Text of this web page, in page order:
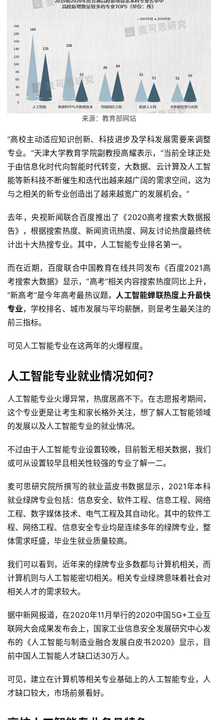
来源：教育部网站
“高校主动适应知识创新、科技进步及学科发展需要来调整
专业。”天津大学教育学院副教授高耀表示，“当前全球正处
于由信息化时代向智能时代转变，大数据、云计算及人工智
能等新科技不断催生和迭代出越来越广阔的需求空间，这为
与之相关的新专业创造出了越来越宽广的发展机会。”
去年，央视新闻联合百度推出了《2020高考搜索大数据报
告》，根据搜索热度、新闻资讯热度、网友讨论热度最终统
计出十大热搜专业。其中，人工智能专业排名第一。
而在近期，百度联合中国教育在线共同发布《百度2021高
考搜索大数据》显示，“高考”相关内容搜索热度同比上升，
“新高考”是今年高考最热议题， 人工智能蝉联热度上升最快
专业，学校排名、城市发展与平均薪酬，则是考生最关注的
前三指标。
可见人工智能专业在这两年的火爆程度。
人工智能专业就业情况如何？
人工智能专业火爆异常，热度居高不下。在志愿报考期间，
这个专业更是让考生和家长格外关注，想了解人工智能领域
的发展以及人工智能专业的就业情况。
不过由于人工智能专业设置较晚，目前暂无相关数据，我们
或可从设置较早且相关性较强的专业了解一二。
麦可思研究院所撰写的就业蓝皮书数据显示，2021年本科
就业绿牌专业包括：信息安全、软件工程、信息工程、网络
工程、数字媒体技术、电气工程及其自动化。其中的软件工
程、网络工程、信息安全专业均是连续多年的绿牌专业，整
体需求旺盛，毕业生就业质量较高。
我们可以看到，近年来的绿牌专业多数都与计算机相关，而
计算机则与人工智能密切相关。相关专业绿牌意味着社会对
相关人才的需求较大。
据中新网报道，在2020年11月举行的2020中国5G+工业互
联网大会成果发布会上，国家工业信息安全发展研究中心发
布的《人工智能与制造业融合发展白皮书2020》显示，目
前中国人工智能人才缺口达30万人。
可见，建立在计算机等相关专业基础上的人工智能专业，人
才缺口较大，市场前景看好。